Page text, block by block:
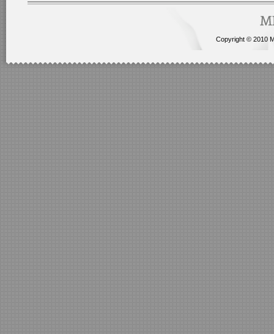
Copyright © 2010